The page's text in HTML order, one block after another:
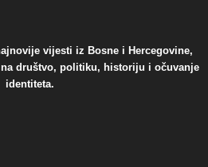
vijesti iz Bosne i Hercegovine,
društvo, politiku, historiju i očuvanje
identiteta.